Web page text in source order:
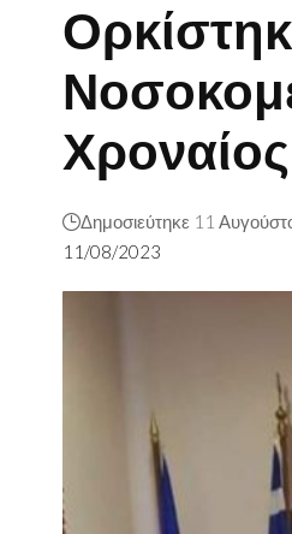
Χροναίος
11/08/2023
Δημοσιεύτηκε 11